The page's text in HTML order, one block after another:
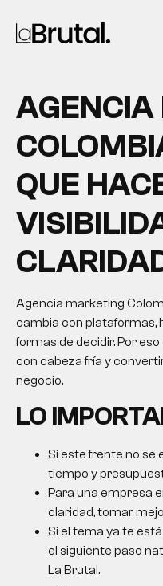
AGENCIA
QUE
Agencia marketing
cambia con plataformas,
formas de decidir. Por
con cabeza fría y
negocio.
LO
Si este frente no se
tiempo y
Para una empresa
claridad, tomar
Si el tema ya te
el siguiente paso
La Brutal.